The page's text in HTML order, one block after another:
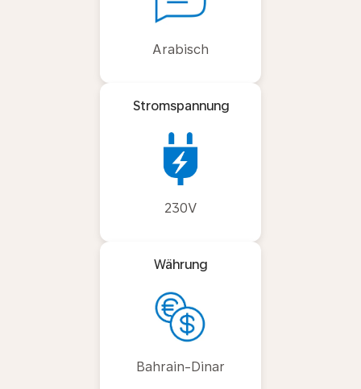
Arabisch
Stromspannung
230V
Währung
Bahrain-Dinar